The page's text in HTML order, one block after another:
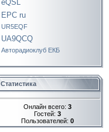
eQSL
EPC ru
UR5EQF
UA9QCQ
Авторадиоклуб ЕКБ
Статистика
Онлайн всего: 3
Гостей: 3
Пользователей: 0